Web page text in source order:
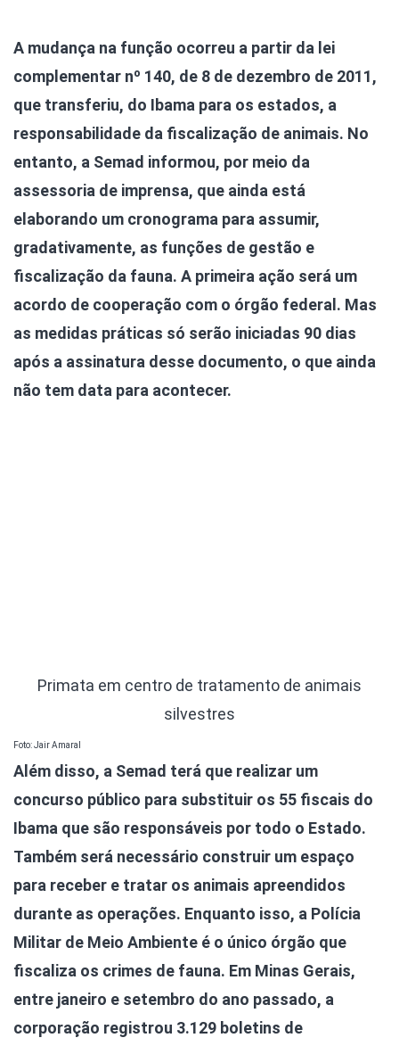
A mudança na função ocorreu a partir da lei
complementar nº 140, de 8 de dezembro de 2011,
que transferiu, do Ibama para os estados, a
responsabilidade da fiscalização de animais. No
entanto, a Semad informou, por meio da
assessoria de imprensa, que ainda está
elaborando um cronograma para assumir,
gradativamente, as funções de gestão e
fiscalização da fauna. A primeira ação será um
acordo de cooperação com o órgão federal. Mas
as medidas práticas só serão iniciadas 90 dias
após a assinatura desse documento, o que ainda
não tem data para acontecer.
Primata em centro de tratamento de animais
silvestres
Foto: Jair Amaral
Além disso, a Semad terá que realizar um
concurso público para substituir os 55 fiscais do
Ibama que são responsáveis por todo o Estado.
Também será necessário construir um espaço
para receber e tratar os animais apreendidos
durante as operações. Enquanto isso, a Polícia
Militar de Meio Ambiente é o único órgão que
fiscaliza os crimes de fauna. Em Minas Gerais,
entre janeiro e setembro do ano passado, a
corporação registrou 3.129 boletins de